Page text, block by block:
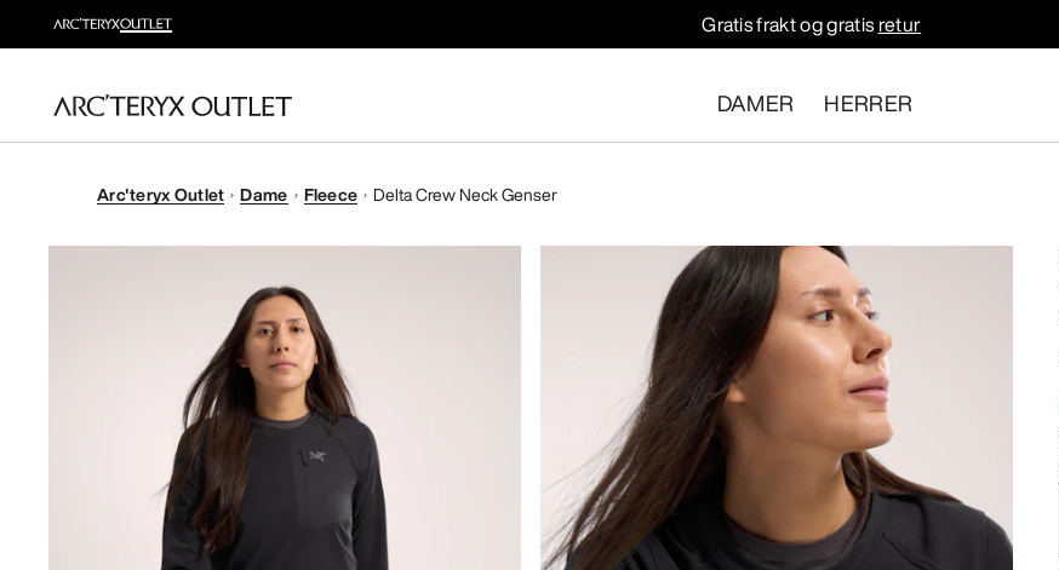
Gratis frakt og gratisretur
DAMER HERRER
Arc'teryx Outlet Dame Fleece Delta Crew Neck Genser